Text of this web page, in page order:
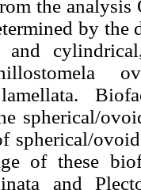
the
by
and
lamellata.
spherical/
spherical/
of these
and